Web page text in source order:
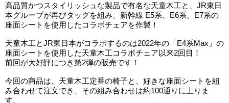
高品質かつスタイリッシュな製品で有名な天童木工と、JR東日
本グループが再びタッグを組み、新幹線 E5系、E6系、E7系の
座面シートを使用したコラボチェアを作製！
天童木工とJR東日本がコラボするのは2022年の「E4系Max」の
座面シートを使用した天童木工コラボチェア以来2回目！
前回が大好評につき第2弾の販売です！
今回の商品は、天童木工定番の椅子と、好きな座面シートを組
み合わせて注文でき、その組み合わせは約100通りに上りま
す。